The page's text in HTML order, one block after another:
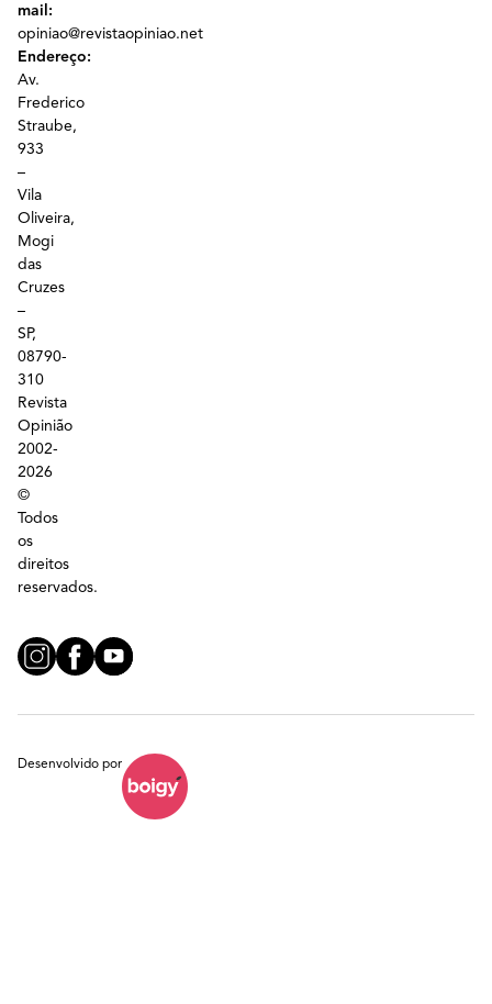
mail:
opiniao@revistaopiniao.net
Endereço:
Av.
Frederico
Straube,
933
–
Vila
Oliveira,
Mogi
das
Cruzes
–
SP,
08790-
310
Revista
Opinião
2002-
2026
©
Todos
os
direitos
reservados.
Desenvolvido por